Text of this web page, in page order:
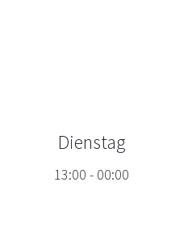
Dienstag
13:00 - 00:00